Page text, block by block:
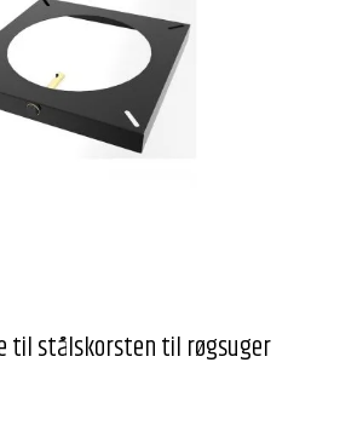
til stålskorsten til røgsuger